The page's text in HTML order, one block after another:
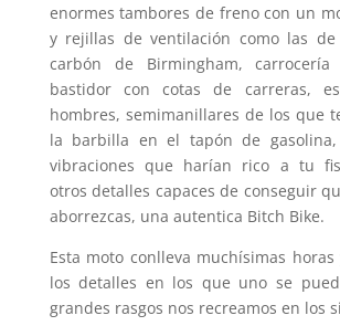
enormes tambores de freno con un
y rejillas de ventilación como las
carbón de Birmingham,
bastidor con cotas de carreras,
hombres, semimanillares de los que
la barbilla en el tapón de
vibraciones que harían rico a tu
otros detalles capaces de conseguir
aborrezcas, una autentica Bitch Bike.
Esta moto conlleva muchísimas
los detalles en los que uno se
grandes rasgos nos recreamos en los